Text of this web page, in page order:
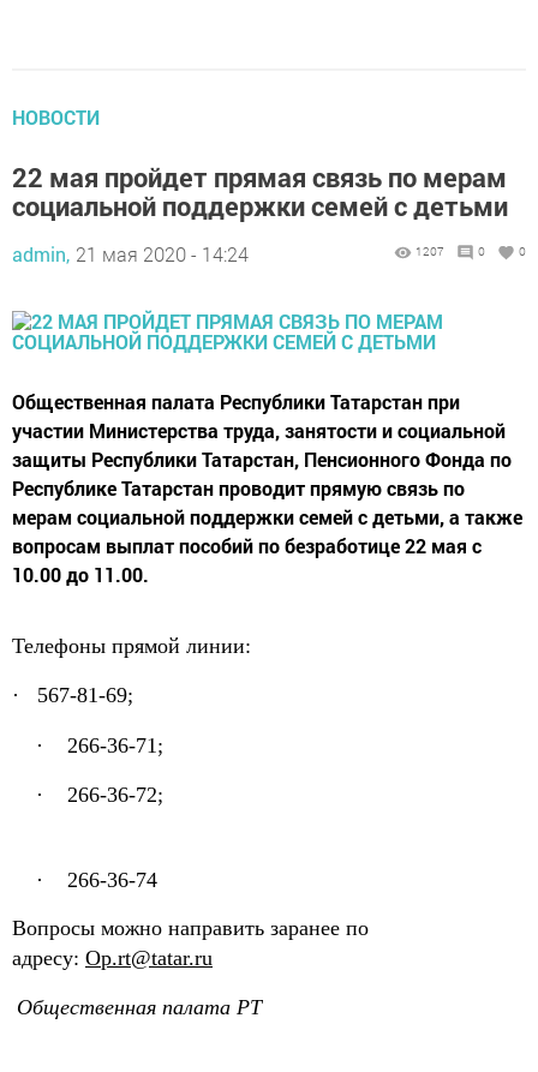
НОВОСТИ
22 мая пройдет прямая связь по мерам
социальной поддержки семей с детьми
admin, 21 мая 2020 - 14:24 1207 0 0
Общественная палата Республики Татарстан при
участии Министерства труда, занятости и социальной
защиты Республики Татарстан, Пенсионного Фонда по
Республике Татарстан проводит прямую связь по
мерам социальной поддержки семей с детьми, а также
вопросам выплат пособий по безработице 22 мая с
10.00 до 11.00.
Телефоны прямой линии:
· 567-81-69;
· 266-36-71;
· 266-36-72;
· 266-36-74
Вопросы можно направить заранее по
адресу: Op.rt@tatar.ru
Общественная палата РТ